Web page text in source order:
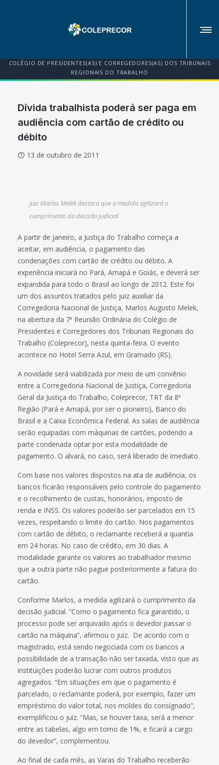
COLÉGIO DE PRESIDENTES(AS) E CORREGEDORES(AS) DOS TRIBUNAIS
REGIONAIS DO TRABALHO
Dívida trabalhista poderá ser paga em
audiência com cartão de crédito ou
débito
13 de outubro de 2011
Juiz Marlos Melek destaca que a medida agilizará o
cumprimento da decisão judicial
A partir de janeiro, a Justiça do Trabalho começa a
aceitar, em audiência, o pagamento das
condenações com cartão de crédito ou débito. A
experiência iniciará no Pará, Amapá e Goiás, e deverá ser
expandida para todo o Brasil ao longo de 2012. Este foi
um dos assuntos tratados pelo juiz auxiliar da
Corregedoria Nacional de Justiça, Marlos Augusto Melek,
na abertura da 7ª Reunião Ordinária do Colégio de
Presidentes e Corregedores dos Tribunais Regionais do
Trabalho (Coleprecor), nesta quinta-feira. O evento
acontece no Hotel Serra Azul, em Gramado (RS).
A novidade será viabilizada por meio de um convênio
entre a Corregedoria Nacional de Justiça, Corregedoria
Geral da Justiça do Trabalho, Coleprecor, TRT da 8ª
Região (Pará e Amapá, por ser o pioneiro), Banco do
Brasil e a Caixa Econômica Federal. As salas de audiência
serão equipadas com máquinas de cartões, podendo a
parte condenada optar por esta modalidade de
pagamento. O alvará, no caso, será liberado de imediato.
Com base nos valores dispostos na ata de audiência, os
bancos ficarão responsáveis pelo controle do pagamento
e o recolhimento de custas, honorários, imposto de
renda e INSS. Os valores poderão ser parcelados em 15
vezes, respeitando o limite do cartão. Nos pagamentos
com cartão de débito, o reclamante receberá a quantia
em 24 horas. No caso de crédito, em 30 dias. A
modalidade garante os valores ao trabalhador mesmo
que a outra parte não pague posteriormente a fatura do
cartão.
Conforme Marlos, a medida agilizará o cumprimento da
decisão judicial. “Como o pagamento fica garantido, o
processo pode ser arquivado após o devedor passar o
cartão na máquina”, afirmou o juiz. De acordo com o
magistrado, está sendo negociada com os bancos a
possibilidade de a transação não ser taxada, visto que as
instituições poderão lucrar com outros produtos
agregados. “Em situações em que o pagamento é
parcelado, o reclamante poderá, por exemplo, fazer um
empréstimo do valor total, nos moldes do consignado”,
exemplificou o juiz. “Mas, se houver taxa, será a menor
entre as tabelas, algo em torno de 1%, e ficará a cargo
do devedor”, complementou.
Ao final de cada mês, as Varas do Trabalho receberão